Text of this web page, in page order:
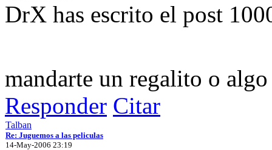
DrX has escrito el post
mandarte un regalito o
Responder Citar
Talban
Re: Juguemos a las peliculas
14-May-2006 23:19